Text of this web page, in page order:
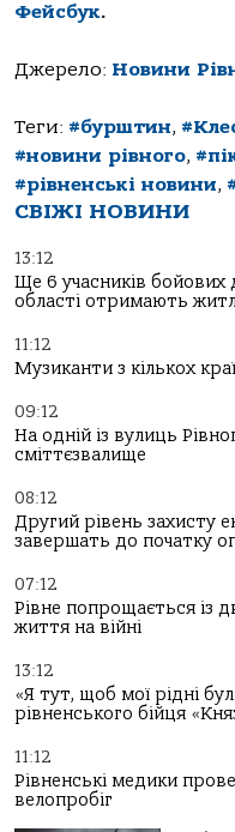
Фейсбук.
Джерело: Новини
Теги: #бурштин,
#новини рівного,
#рівненські новини,
СВІЖІ НОВИНИ
13:12
Ще 6 учасників бойових
області отримають
11:12
Музиканти з кількох
09:12
На одній із вулиць
сміттєзвалище
08:12
Другий рівень захисту
завершать до початку
07:12
Рівне попрощається із
життя на війні
13:12
«Я тут, щоб мої рідні
рівненського бійця
11:12
Рівненські медики
велопробіг